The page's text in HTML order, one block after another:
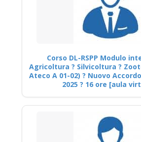
Corso DL-RSPP Modulo
Agricoltura ? Silvicoltura ?
Ateco A 01-02) ? Nuovo
2025 ? 16 ore [aula